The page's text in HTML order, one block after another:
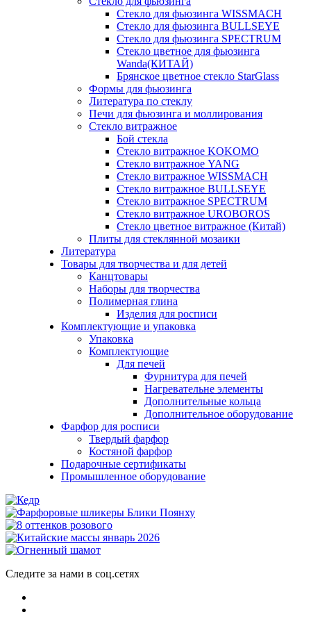
Стекло для фьюзинга WISSMACH
Стекло для фьюзинга BULLSEYE
Стекло для фьюзинга SPECTRUM
Стекло цветное для фьюзинга
Wanda(КИТАЙ)
Брянское цветное стекло StarGlass
Формы для фьюзинга
Литература по стеклу
Печи для фьюзинга и моллирования
Стекло витражное
Бой стекла
Стекло витражное KOKOMO
Стекло витражное YANG
Стекло витражное WISSMACH
Стекло витражное BULLSEYE
Стекло витражное SPECTRUM
Стекло витражное UROBOROS
Стекло цветное витражное (Китай)
Плиты для стеклянной мозаики
Литература
Товары для творчества и для детей
Канцтовары
Наборы для творчества
Полимерная глина
Изделия для росписи
Комплектующие и упаковка
Упаковка
Комплектующие
Для печей
Фурнитура для печей
Нагревательне элементы
Дополнительные кольца
Дополнительное оборудование
Фарфор для росписи
Твердый фарфор
Костяной фарфор
Подарочные сертификаты
Промышленное оборудование
Следите за нами в соц.сетях